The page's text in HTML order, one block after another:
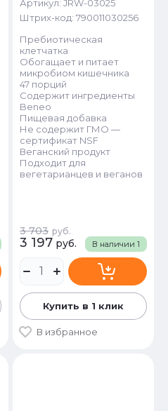
Артикул: JRW-03025
Штрих-код: 790011030256
Пребиотическая
клетчатка
Обогащает и питает
микробиом кишечника
47 порций
Содержит ингредиенты
Beneo
Пищевая добавка
Не содержит ГМО —
сертификат NSF
Веганский продукт
Подходит для
вегетарианцев и веганов
В наличии 1
3 703 руб.
3 197 руб.
Купить в 1 клик
В избранное